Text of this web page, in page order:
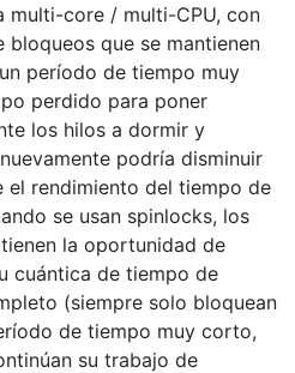
multi-core / multi-CPU, con
bloqueos que se mantienen
período de tiempo muy
perdido para poner
los hilos a dormir y
podría disminuir
el rendimiento del tiempo de
se usan spinlocks, los
la oportunidad de
cuántica de tiempo de
(siempre solo bloquean
de tiempo muy corto,
su trabajo de